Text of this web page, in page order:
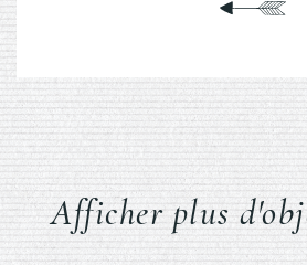
Afficher plus